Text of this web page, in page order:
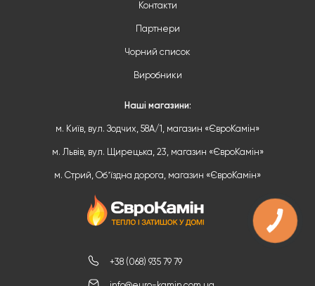
+38 (068) 935 79 79
Контакти
Партнери
Чорний список
Виробники
Наші магазини:
м. Київ, вул. Зодчих, 58А/1, магазин «ЄвроКамін»
м. Львів, вул. Щирецька, 23, магазин «ЄвроКамін»
м. Стрий, Обʼїздна дорога, магазин «ЄвроКамін»